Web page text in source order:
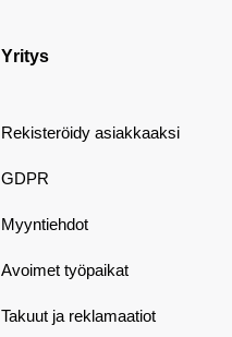
Yritys
Rekisteröidy asiakkaaksi
GDPR
Myyntiehdot
Avoimet työpaikat
Takuut ja reklamaatiot